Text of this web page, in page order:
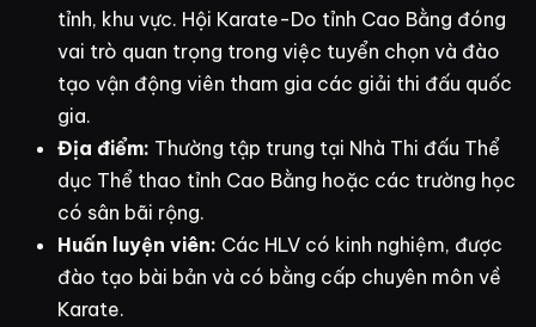
tỉnh, khu vực. Hội Karate-Do tỉnh Cao Bằng đóng
vai trò quan trọng trong việc tuyển chọn và đào
tạo vận động viên tham gia các giải thi đấu quốc
gia.
Địa điểm: Thường tập trung tại Nhà Thi đấu Thể
dục Thể thao tỉnh Cao Bằng hoặc các trường học
có sân bãi rộng.
Huấn luyện viên: Các HLV có kinh nghiệm, được
đào tạo bài bản và có bằng cấp chuyên môn về
Karate.